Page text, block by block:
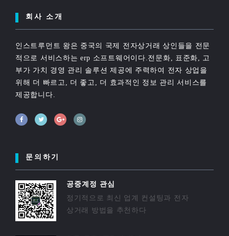
회사 소개
인스트루먼트 왕은 중국의 국제 전자상거래 상인들을 전문
적으로 서비스하는 erp 소프트웨어이다.전문화, 표준화, 고
부가 가치 경영 관리 솔루션 제공에 주력하여 전자 상업을
위해 더 빠르고, 더 좋고, 더 효과적인 정보 관리 서비스를
제공합니다.
문의하기
공중계정 관심
정기적으로 최신 업계 컨설팅과 전자
상거래 방법을 추천하다